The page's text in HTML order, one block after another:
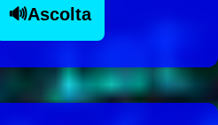
🔊Ascolta